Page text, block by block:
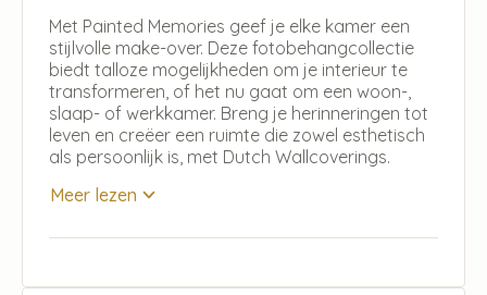
Met Painted Memories geef je elke kamer een
stijlvolle make-over. Deze fotobehangcollectie
biedt talloze mogelijkheden om je interieur te
transformeren, of het nu gaat om een woon-,
slaap- of werkkamer. Breng je herinneringen tot
leven en creëer een ruimte die zowel esthetisch
als persoonlijk is, met Dutch Wallcoverings.
Meer lezen